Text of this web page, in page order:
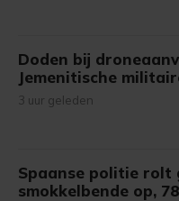
Doden bij
Jemenitische
3 uur geleden
Spaanse politie rolt
smokkelbende op,